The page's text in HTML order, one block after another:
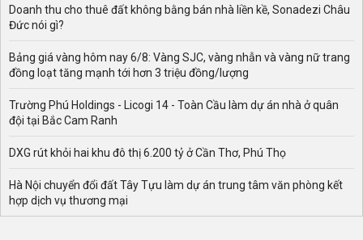
Doanh thu cho thuê đất không bằng bán nhà liền kề, Sonadezi Châu
Đức nói gì?
Bảng giá vàng hôm nay 6/8: Vàng SJC, vàng nhẫn và vàng nữ trang
đồng loạt tăng mạnh tới hơn 3 triệu đồng/lượng
Trường Phú Holdings - Licogi 14 - Toàn Cầu làm dự án nhà ở quân
đội tại Bắc Cam Ranh
DXG rút khỏi hai khu đô thị 6.200 tỷ ở Cần Thơ, Phú Thọ
Hà Nội chuyển đổi đất Tây Tựu làm dự án trung tâm văn phòng kết
hợp dịch vụ thương mại